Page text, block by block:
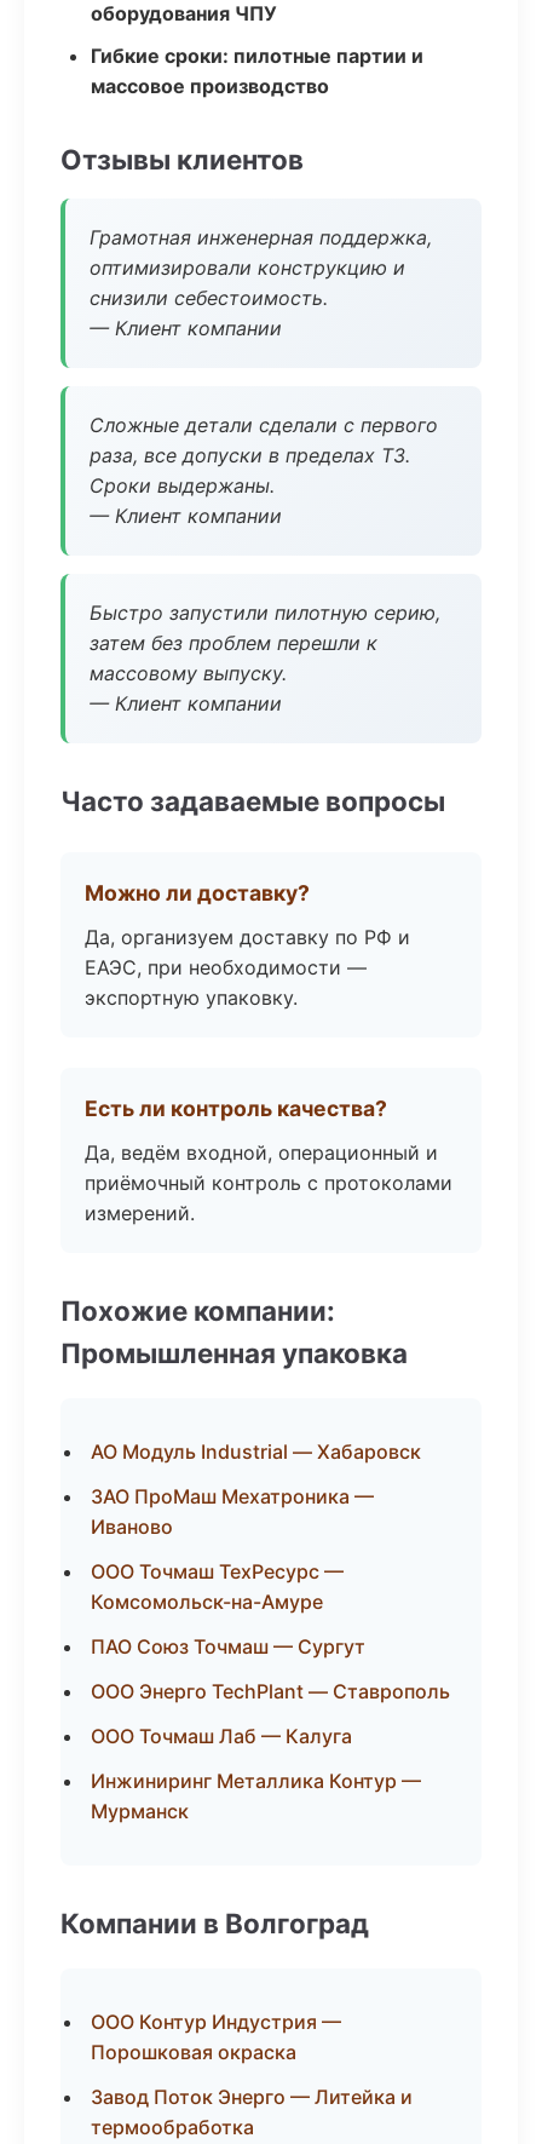
оборудования ЧПУ
Гибкие сроки: пилотные партии и
массовое производство
Отзывы клиентов
Грамотная инженерная поддержка,
оптимизировали конструкцию и
снизили себестоимость.
— Клиент компании
Сложные детали сделали с первого
раза, все допуски в пределах ТЗ.
Сроки выдержаны.
— Клиент компании
Быстро запустили пилотную серию,
затем без проблем перешли к
массовому выпуску.
— Клиент компании
Часто задаваемые вопросы
Можно ли доставку?
Да, организуем доставку по РФ и
ЕАЭС, при необходимости —
экспортную упаковку.
Есть ли контроль качества?
Да, ведём входной, операционный и
приёмочный контроль с протоколами
измерений.
Похожие компании:
Промышленная упаковка
АО Модуль Industrial — Хабаровск
ЗАО ПроМаш Мехатроника —
Иваново
ООО Точмаш ТехРесурс —
Комсомольск-на-Амуре
ПАО Союз Точмаш — Сургут
ООО Энерго TechPlant — Ставрополь
ООО Точмаш Лаб — Калуга
Инжиниринг Металлика Контур —
Мурманск
Компании в Волгоград
ООО Контур Индустрия —
Порошковая окраска
Завод Поток Энерго — Литейка и
термообработка